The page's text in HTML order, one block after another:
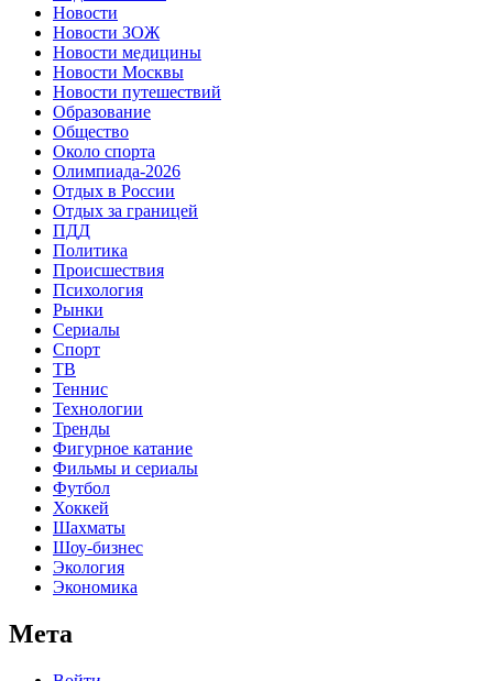
Новости
Новости ЗОЖ
Новости медицины
Новости Москвы
Новости путешествий
Образование
Общество
Около спорта
Олимпиада-2026
Отдых в России
Отдых за границей
ПДД
Политика
Происшествия
Психология
Рынки
Сериалы
Спорт
ТВ
Теннис
Технологии
Тренды
Фигурное катание
Фильмы и сериалы
Футбол
Хоккей
Шахматы
Шоу-бизнес
Экология
Экономика
Мета